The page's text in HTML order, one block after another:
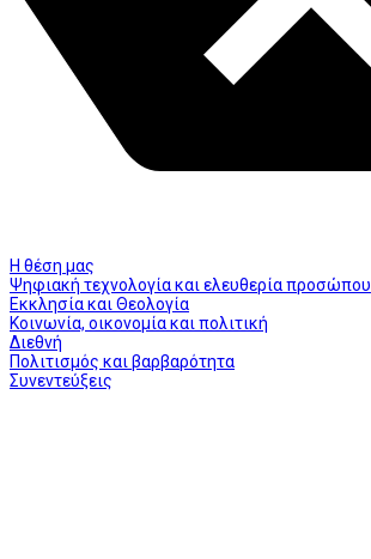
Η θέση μας
Ψηφιακή τεχνολογία και ελευθερία προσώπου
Εκκλησία και Θεολογία
Κοινωνία, οικονομία και πολιτική
Διεθνή
Πολιτισμός και βαρβαρότητα
Συνεντεύξεις